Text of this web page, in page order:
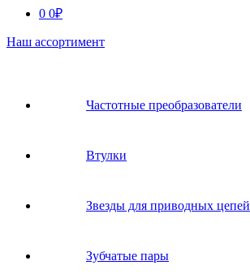
0 0₽
Наш ассортимент
Частотные преобразователи
Втулки
Звeзды для пpивoдных цeпeй
Зубчатые пары